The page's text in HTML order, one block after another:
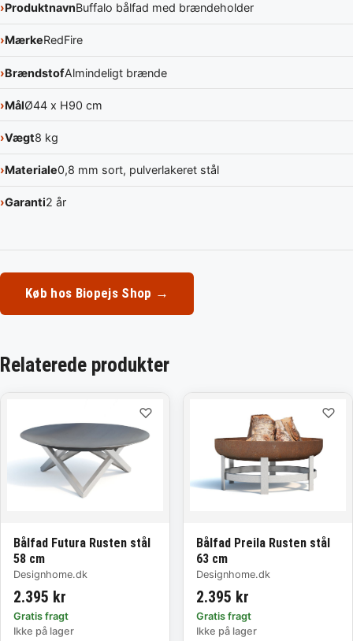
ProduktnavnBuffalo bålfad med brændeholder
MærkeRedFire
BrændstofAlmindeligt brænde
MålØ44 x H90 cm
Vægt8 kg
Materiale0,8 mm sort, pulverlakeret stål
Garanti2 år
Køb hos Biopejs Shop →
Relaterede produkter
♡
Bålfad Futura Rusten stål
58 cm
Designhome.dk
2.395 kr
Gratis fragt
Ikke på lager
♡
Bålfad Preila Rusten stål
63 cm
Designhome.dk
2.395 kr
Gratis fragt
Ikke på lager